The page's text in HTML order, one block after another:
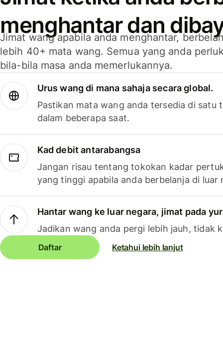
menghantar dan
Jimat wang apabila anda menghantar,
lebih 40+ mata wang. Semua yang anda
bila-bila masa anda memerlukannya.
Urus wang di mana sahaja secara global.
Pastikan mata wang anda tersedia di satu
dalam beberapa saat.
Kad debit antarabangsa
Jangan risau tentang tokokan kadar
yang tinggi apabila anda berbelanja di luar
Hantar wang ke luar negara, jimat pada
Jadikan wang anda pergi lebih jauh, tidak
Daftar Ketahui lebih lanjut